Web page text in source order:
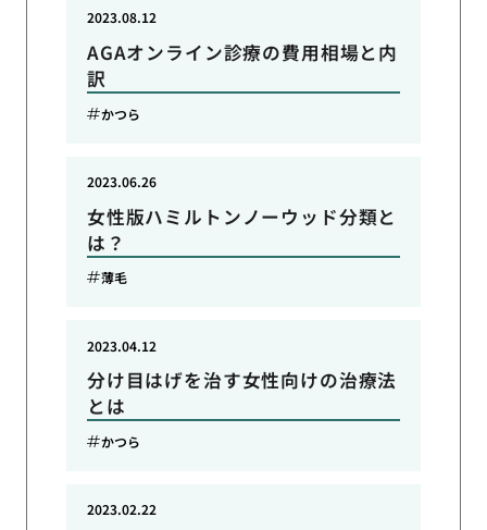
AGAオンライン診療の費用相場と内
訳
2023.08.12
かつら
女性版ハミルトンノーウッド分類と
は？
2023.06.26
薄毛
分け目はげを治す女性向けの治療法
とは
2023.04.12
かつら
2023.02.22